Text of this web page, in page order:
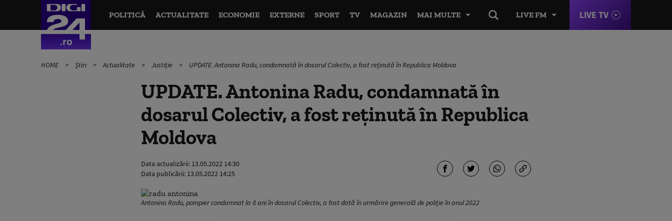
LIVE FM LIVE TV
POLITICĂ ACTUALITATE ECONOMIE EXTERNE SPORT TV MAGAZIN MAI MULTE
HOME Știri Actualitate Justiție UPDATE. Antonina Radu, condamnată în dosarul Colectiv, a fost reținută în Republica Moldova
UPDATE. Antonina Radu, condamnată în
dosarul Colectiv, a fost reținută în Republica
Moldova
Data actualizării: 13.05.2022 14:30
Data publicării: 13.05.2022 14:25
Antonina Radu, pompier condamnat la 8 ani în dosarul Colectiv, a fost dată în urmărire generală de poliție în anul 2022